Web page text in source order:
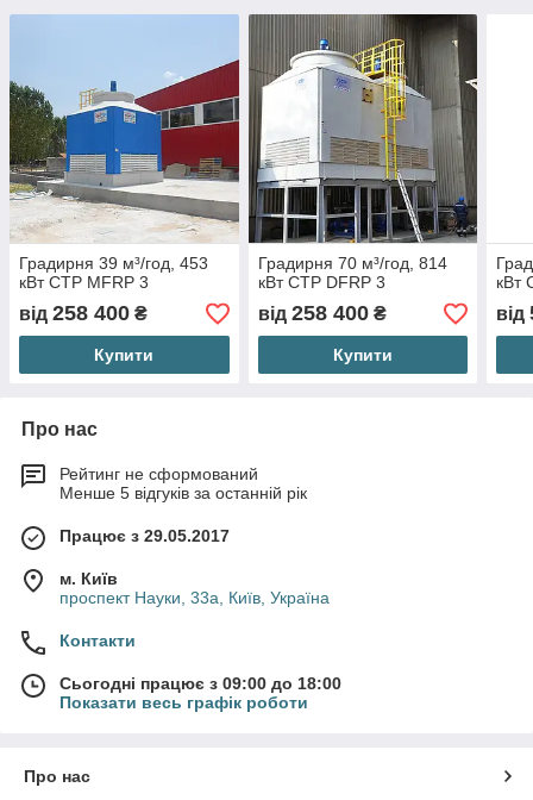
Градирня 39 м³/год, 453
кВт CTP MFRP 3
від 258 400 ₴
Купити
Градирня 70 м³/год, 814
кВт CTP DFRP 3
від 258 400₴
Купити
кВт
від
Про нас
Рейтинг не сформований
Менше 5 відгуків за останній рік
Працює з 29.05.2017
м. Київ
проспект Науки, 33а, Київ, Україна
Контакти
Сьогодні працює з 09:00 до 18:00
Показати весь графік роботи
Про нас